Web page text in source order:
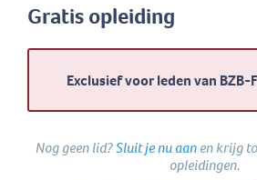
Gratis opleiding
Exclusief voor leden van BZB-
Nog geen lid?Sluit je nu aanen krijg
opleidingen.